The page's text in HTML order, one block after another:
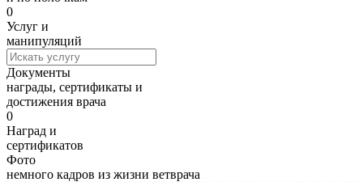
0
Услуг и
манипуляций
Документы
награды, сертификаты и
достижения врача
0
Наград и
сертификатов
Фото
немного кадров из жизни ветврача